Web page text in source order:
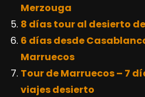
Merzouga
8 días tour al desierto
6 días desde
Marruecos
Tour de Marruecos – 7
viajes desierto